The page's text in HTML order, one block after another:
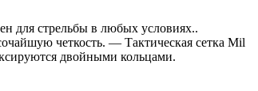
для стрельбы в любых условиях..
четкость. — Тактическая сетка Mil
двойными кольцами.